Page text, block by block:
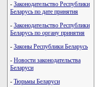
- Законодательство Республики
Беларусь по дате принятия
- Законодательство Республики
Беларусь по органу принятия
- Законы Республики Беларусь
- Новости законодательства
Беларуси
- Тюрьмы Беларуси